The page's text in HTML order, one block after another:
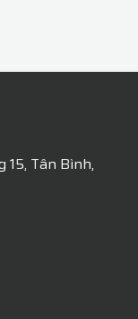
15, Tân Bình,